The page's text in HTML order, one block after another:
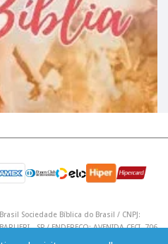
Sociedade Bíblica do Brasil / CNPJ:
- SP / ENDEREÇO: AVENIDA CECI, 706
/ Email: lojavirtual@sbb.org.br .